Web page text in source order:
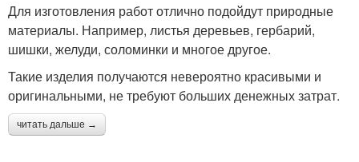
Для изготовления работ отлично подойдут природные
материалы. Например, листья деревьев, гербарий,
шишки, желуди, соломинки и многое другое.
Такие изделия получаются невероятно красивыми и
оригинальными, не требуют больших денежных затрат.
читать дальше →